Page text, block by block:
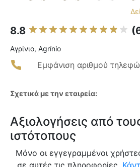
8.8
Αγρίνιο, Agrínio
Εμφάνιση αριθμού
Σχετικά με την εταιρεία:
Αξιολογήσεις από
ιστότοπους
Μόνο οι εγγεγραμμένοι